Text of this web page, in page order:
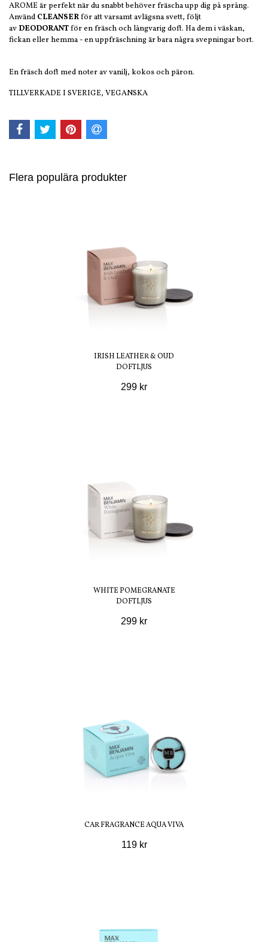
AROME är perfekt när du snabbt behöver fräscha upp dig på språng.
Använd CLEANSERför att varsamt avlägsna svett, följt
av DEODORANTför en fräsch och långvarig doft. Ha dem i väskan,
fickan eller hemma - en uppfräschning är bara några svepningar bort.
En fräsch doft med noter av vanilj, kokos och päron.
TILLVERKADE I SVERIGE, VEGANSKA
Flera populära produkter
IRISH LEATHER & OUD
DOFTLJUS
299 kr
WHITE POMEGRANATE
DOFTLJUS
299 kr
CAR FRAGRANCE AQUA VIVA
119 kr